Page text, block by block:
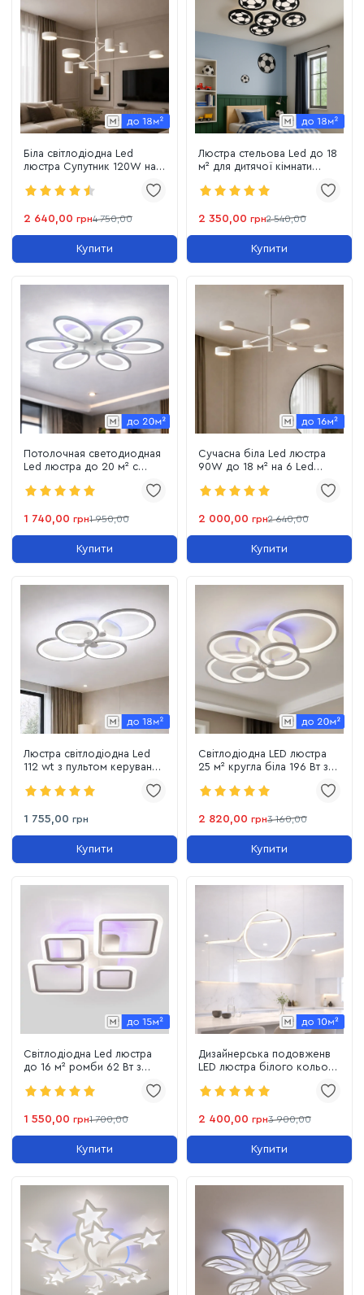
Біла світлодіодна Led
люстра Супутник 120W на 8
(D302-8WH)
2 640,00 грн4 750,00
Купити
Люстра стельова Led до 18
м² для дитячої кімнати
3color)
2 350,00 грн2 540,00
Купити
Потолочная светодиодная
Led люстра до 20 м² с
(1122/6 Wh)
1 740,00 грн1 950,00
Купити
Сучасна біла Led люстра
90W до 18 м² на 6 Led
2 000,00 грн2 640,00
Купити
Люстра світлодіодна Led
112 wt з пультом керування
1 755,00 грн
Купити
Світлодіодна LED люстра
25 м² кругла біла 196 Вт з
2 820,00 грн3 160,00
Купити
Світлодіодна Led люстра
до 16 м² ромби 62 Вт з
(A8060/2+2WH LED 3color)
1 550,00 грн1 700,00
Купити
Дизайнерська подовженв
LED люстра білого кольору
(8203SL)
2 400,00 грн3 900,00
Купити